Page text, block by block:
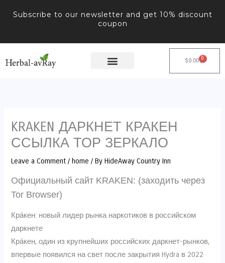
Subscribe to our newsletter and get 10% discount
coupon
$0.00 0
Cart
KRAKEN ДАРКНЕТ КРАКЕН
ССЫЛКА ТОР ЗЕРКАЛО
Leave a Comment / home / ByHideAway Country Inn
Официальный сайт KRAKEN: (заходить через
Tor Browser)
Кра́кен: новый лидер рынка наркотиков в российском
даркнете
Кра́кен, один из крупнейших российских даркнет-рынков,
впервые появился на свет после закрытия Hydra в 2022